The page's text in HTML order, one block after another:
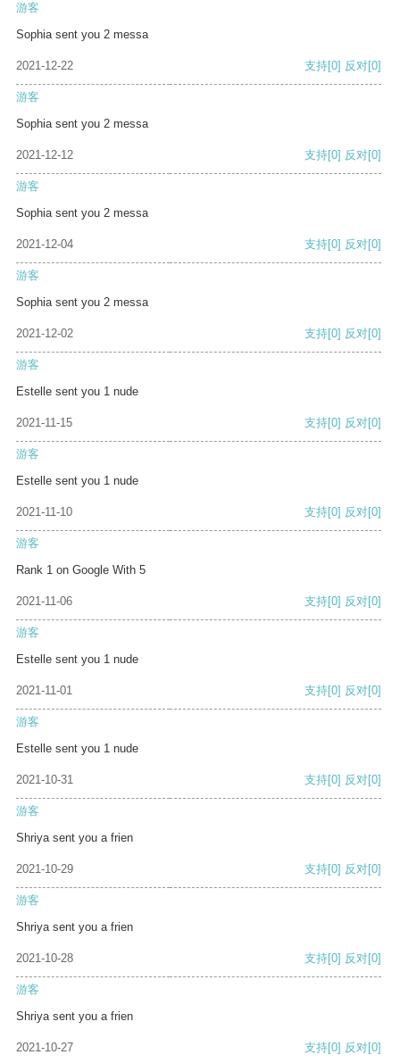
游客
Sophia sent you 2 messa
2021-12-22 支持[0] 反对[0]
游客
Sophia sent you 2 messa
2021-12-12 支持[0] 反对[0]
游客
Sophia sent you 2 messa
2021-12-04 支持[0] 反对[0]
游客
Sophia sent you 2 messa
2021-12-02 支持[0] 反对[0]
游客
Estelle sent you 1 nude
2021-11-15 支持[0] 反对[0]
游客
Estelle sent you 1 nude
2021-11-10 支持[0] 反对[0]
游客
Rank 1 on Google With 5
2021-11-06 支持[0] 反对[0]
游客
Estelle sent you 1 nude
2021-11-01 支持[0] 反对[0]
游客
Estelle sent you 1 nude
2021-10-31 支持[0] 反对[0]
游客
Shriya sent you a frien
2021-10-29 支持[0] 反对[0]
游客
Shriya sent you a frien
2021-10-28 支持[0] 反对[0]
游客
Shriya sent you a frien
2021-10-27 支持[0] 反对[0]